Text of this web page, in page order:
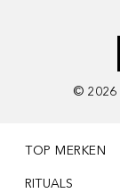
© 2026
TOP MERKEN
RITUALS